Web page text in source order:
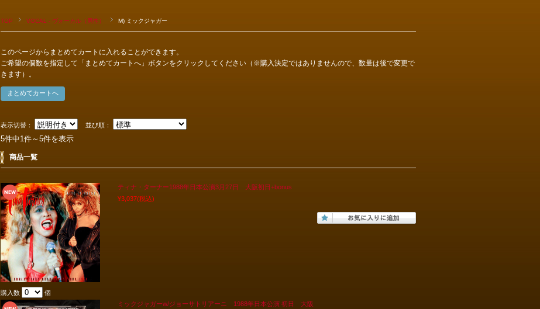
TOP VOCAL - ヴォーカル（男性） M) ミックジャガー
このページからまとめてカートに入れることができます。
ご希望の個数を指定して「まとめてカートへ」ボタンをクリックしてください（※購入決定ではありませんので、数量は後で変更で
きます）。
表示切替： 並び順：
5件中1件～5件を表示
商品一覧
ティナ・ターナー1988年日本公演3月27日 大阪初日+bonus
¥3,037(税込)
購入数
個
ミックジャガーw/ジョーサトリアーニ 1988年日本公演 初日 大阪